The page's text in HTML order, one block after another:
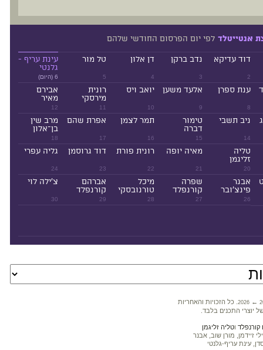
אנטייטלד לפי יום הפרסום החודשי שלהם
2
דוד עדיקא
3
נדב ברקן
4
דן אלון
5
טל מור
6 (היום)
עינת עריף -
גלנטי
8
ענת ספרן
9
אלעד משען
10
יואב ויס
11
רונית
מירסקי
12
אבירם
מאיר
14
ניב תשבי
15
טימור
דברה
16
תמר לצמן
17
אפרת שהם
18
מרב שין
בן־אלון
20
טליה
זליגמן
21
מאיה יופה
22
רונית פורת
23
דוד גרוסמן
24
גליה עפרי
26
אבנר
פינצ'ובר
27
שפרה
קורנפלד
28
מיכל
טורנובסקי
29
אברהם
קורנפלד
30
צ'ילה לוי
2026 ←
. כל הזכויות והאחריות
יוצרי התכנים בלבד.
וטליה זליגמן
זיידמן, מורן שוב, אבנר
עינת עריף-גלנטי